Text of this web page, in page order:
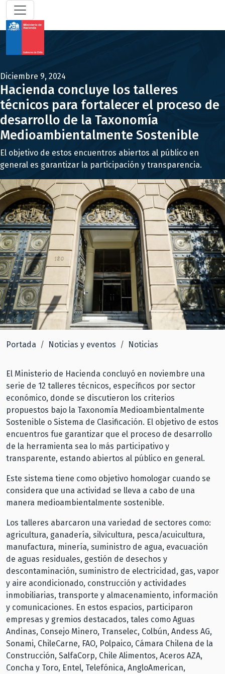
Diciembre 9, 2024
Hacienda concluye los talleres
técnicos para fortalecer el proceso de
desarrollo de la Taxonomía
Medioambientalmente Sostenible
El objetivo de estos encuentros abiertos al público en
general es garantizar la participación y transparencia.
Portada Noticias y eventos Noticias
El Ministerio de Hacienda concluyó en noviembre una
serie de 12 talleres técnicos, específicos por sector
económico, donde se discutieron los criterios
propuestos bajo la Taxonomía Medioambientalmente
Sostenible o Sistema de Clasificación. El objetivo de estos
encuentros fue garantizar que el proceso de desarrollo
de la herramienta sea lo más participativo y
transparente, estando abiertos al público en general.
Este sistema tiene como objetivo homologar cuando se
considera que una actividad se lleva a cabo de una
manera medioambientalmente sostenible.
Los talleres abarcaron una variedad de sectores como:
agricultura, ganadería, silvicultura, pesca/acuicultura,
manufactura, minería, suministro de agua, evacuación
de aguas residuales, gestión de desechos y
descontaminación, suministro de electricidad, gas, vapor
y aire acondicionado, construcción y actividades
inmobiliarias, transporte y almacenamiento, información
y comunicaciones. En estos espacios, participaron
empresas y gremios destacados, tales como Aguas
Andinas, Consejo Minero, Transelec, Colbún, Andess AG,
Sonami, ChileCarne, FAO, Polpaico, Cámara Chilena de la
Construcción, SalfaCorp, Chile Alimentos, Aceros AZA,
Concha y Toro, Entel, Telefónica, AngloAmerican,